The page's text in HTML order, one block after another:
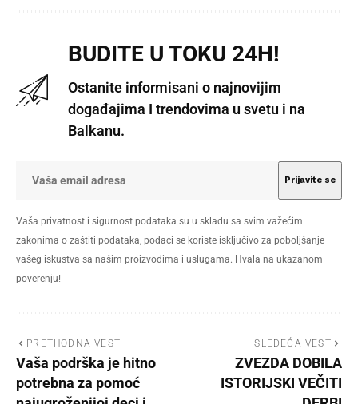
BUDITE U TOKU 24H!
Ostanite informisani o najnovijim
događajima I trendovima u svetu i na
Balkanu.
Vaša privatnost i sigurnost podataka su u skladu sa svim važećim
zakonima o zaštiti podataka, podaci se koriste isključivo za poboljšanje
vašeg iskustva sa našim proizvodima i uslugama. Hvala na ukazanom
poverenju!
PRETHODNA VEST
Vaša podrška je hitno
potrebna za pomoć
SLEDEĆA VEST
ZVEZDA DOBILA
ISTORIJSKI VEČITI